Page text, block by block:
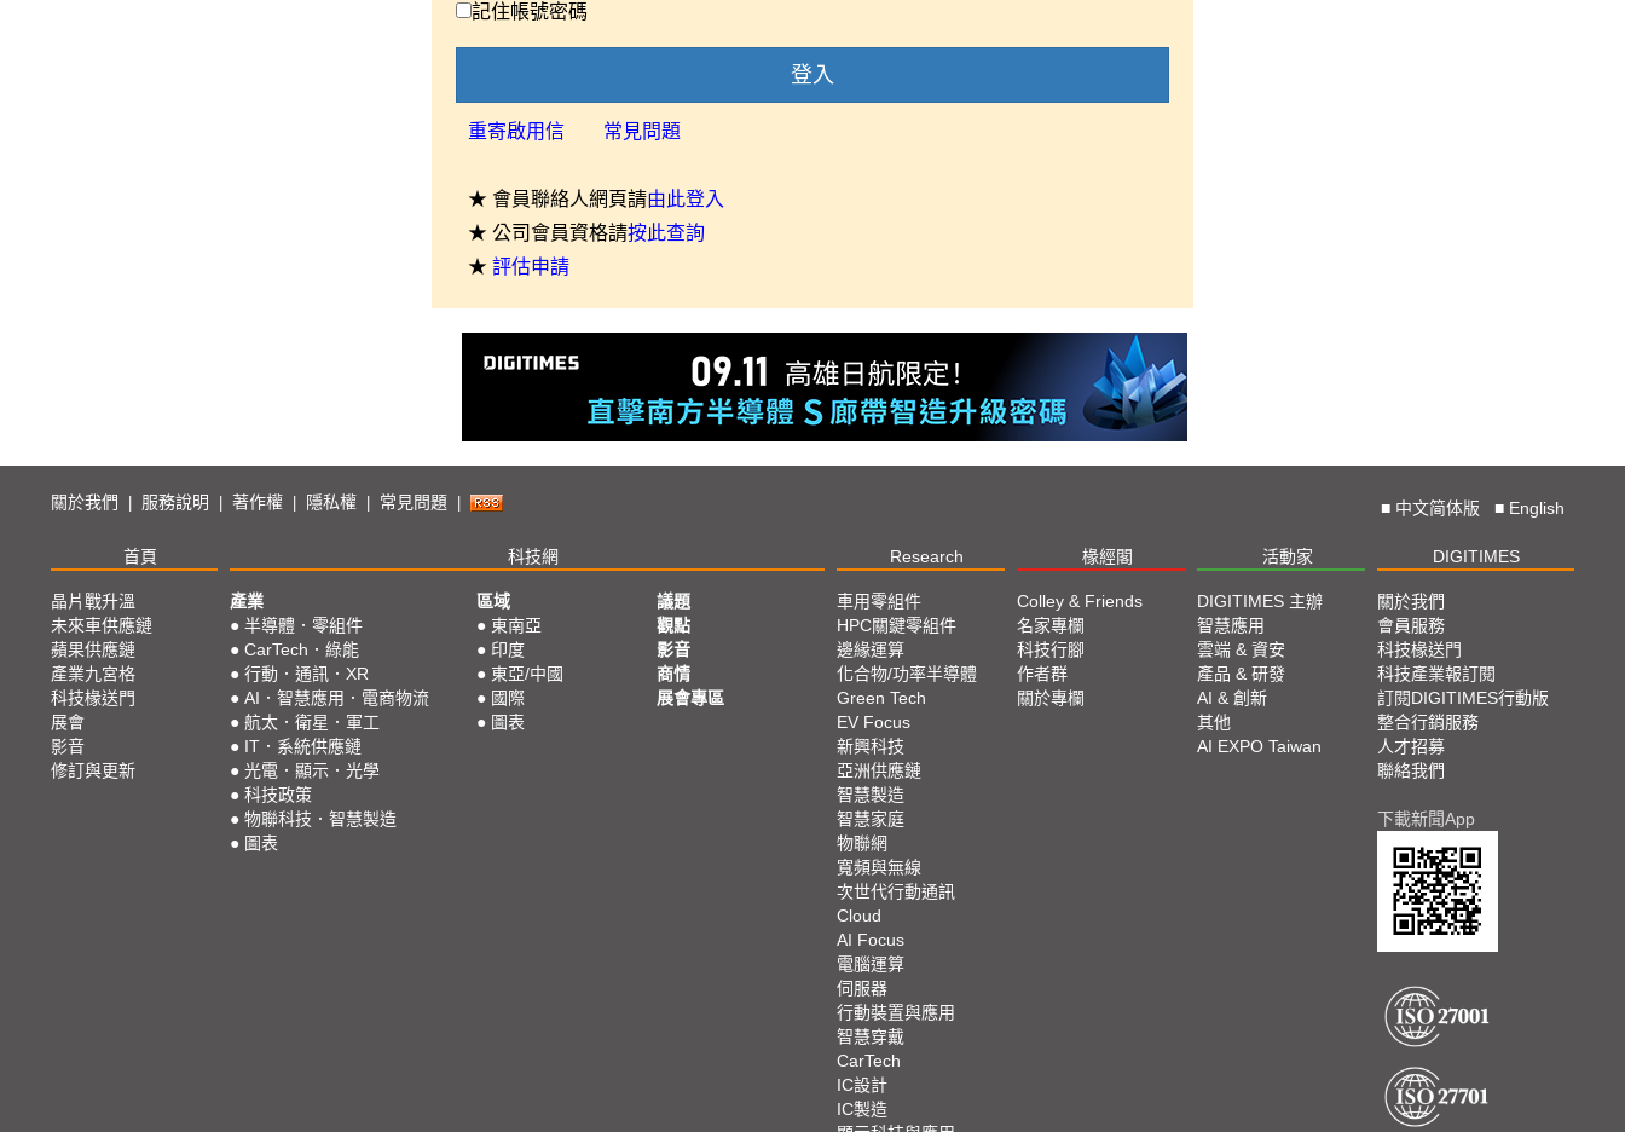
記住帳號密碼
登入
重寄啟用信 常見問題
★ 會員聯絡人網頁請由此登入
★ 公司會員資格請按此查詢
★ 評估申請
關於我們 服務說明 著作權 隱私權 常見問題 ■ 中文简体版 ■ English
首頁 科技網 Research 椽經閣 活動家 DIGITIMES
晶片戰升溫
未來車供應鏈
蘋果供應鏈
產業九宮格
科技椽送門
展會
影音
修訂與更新
產業
● 半導體．零組件
● CarTech．綠能
● 行動．通訊．XR
● AI．智慧應用．電商物流
● 航太．衛星．軍工
● IT．系統供應鏈
● 光電．顯示．光學
● 科技政策
● 物聯科技．智慧製造
● 圖表
區域
● 東南亞
● 印度
● 東亞/中國
● 國際
● 圖表
議題
觀點
影音
商情
展會專區
車用零組件
HPC關鍵零組件
邊緣運算
化合物/功率半導體
Green Tech
EV Focus
新興科技
亞洲供應鏈
智慧製造
智慧家庭
物聯網
寬頻與無線
次世代行動通訊
Cloud
AI Focus
電腦運算
伺服器
行動裝置與應用
智慧穿戴
CarTech
IC設計
IC製造
Colley & Friends
名家專欄
科技行腳
作者群
關於專欄
DIGITIMES 主辦
智慧應用
雲端 & 資安
產品 & 研發
AI & 創新
其他
AI EXPO Taiwan
關於我們
會員服務
科技椽送門
科技產業報訂閱
訂閱DIGITIMES行動版
整合行銷服務
人才招募
聯絡我們
下載新聞App